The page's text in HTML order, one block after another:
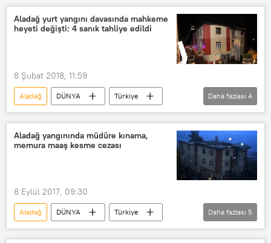
Süleymancılar
Aladağ yurt yangını davasında mahkeme
heyeti değişti: 4 sanık tahliye edildi
8 Şubat 2018, 11:59
Aladağ DÜNYA
Türkiye
Haberler
Adana
Kozan
Ankara
Daha fazlası 4
Aladağ yangınında müdüre kınama,
memura maaş kesme cezası
8 Eylül 2017, 09:30
Aladağ DÜNYA
Türkiye
Haberler
Adana
Daha fazlası 5